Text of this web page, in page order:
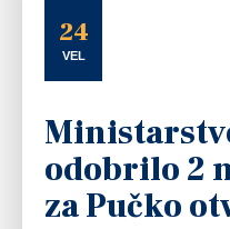
24
VEL
odobrilo 2
za Pučko